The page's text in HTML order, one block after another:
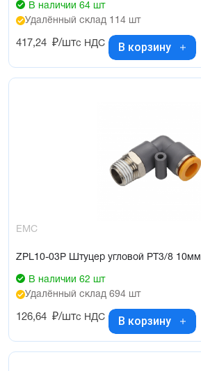
В наличии 64 шт
Удалённый склад 114 шт
417,24 ₽/штс НДС В корзину
EMC
ZPL10-03P Штуцер угловой PT3/8 10мм
В наличии 62 шт
Удалённый склад 694 шт
126,64 ₽/штс НДС В корзину